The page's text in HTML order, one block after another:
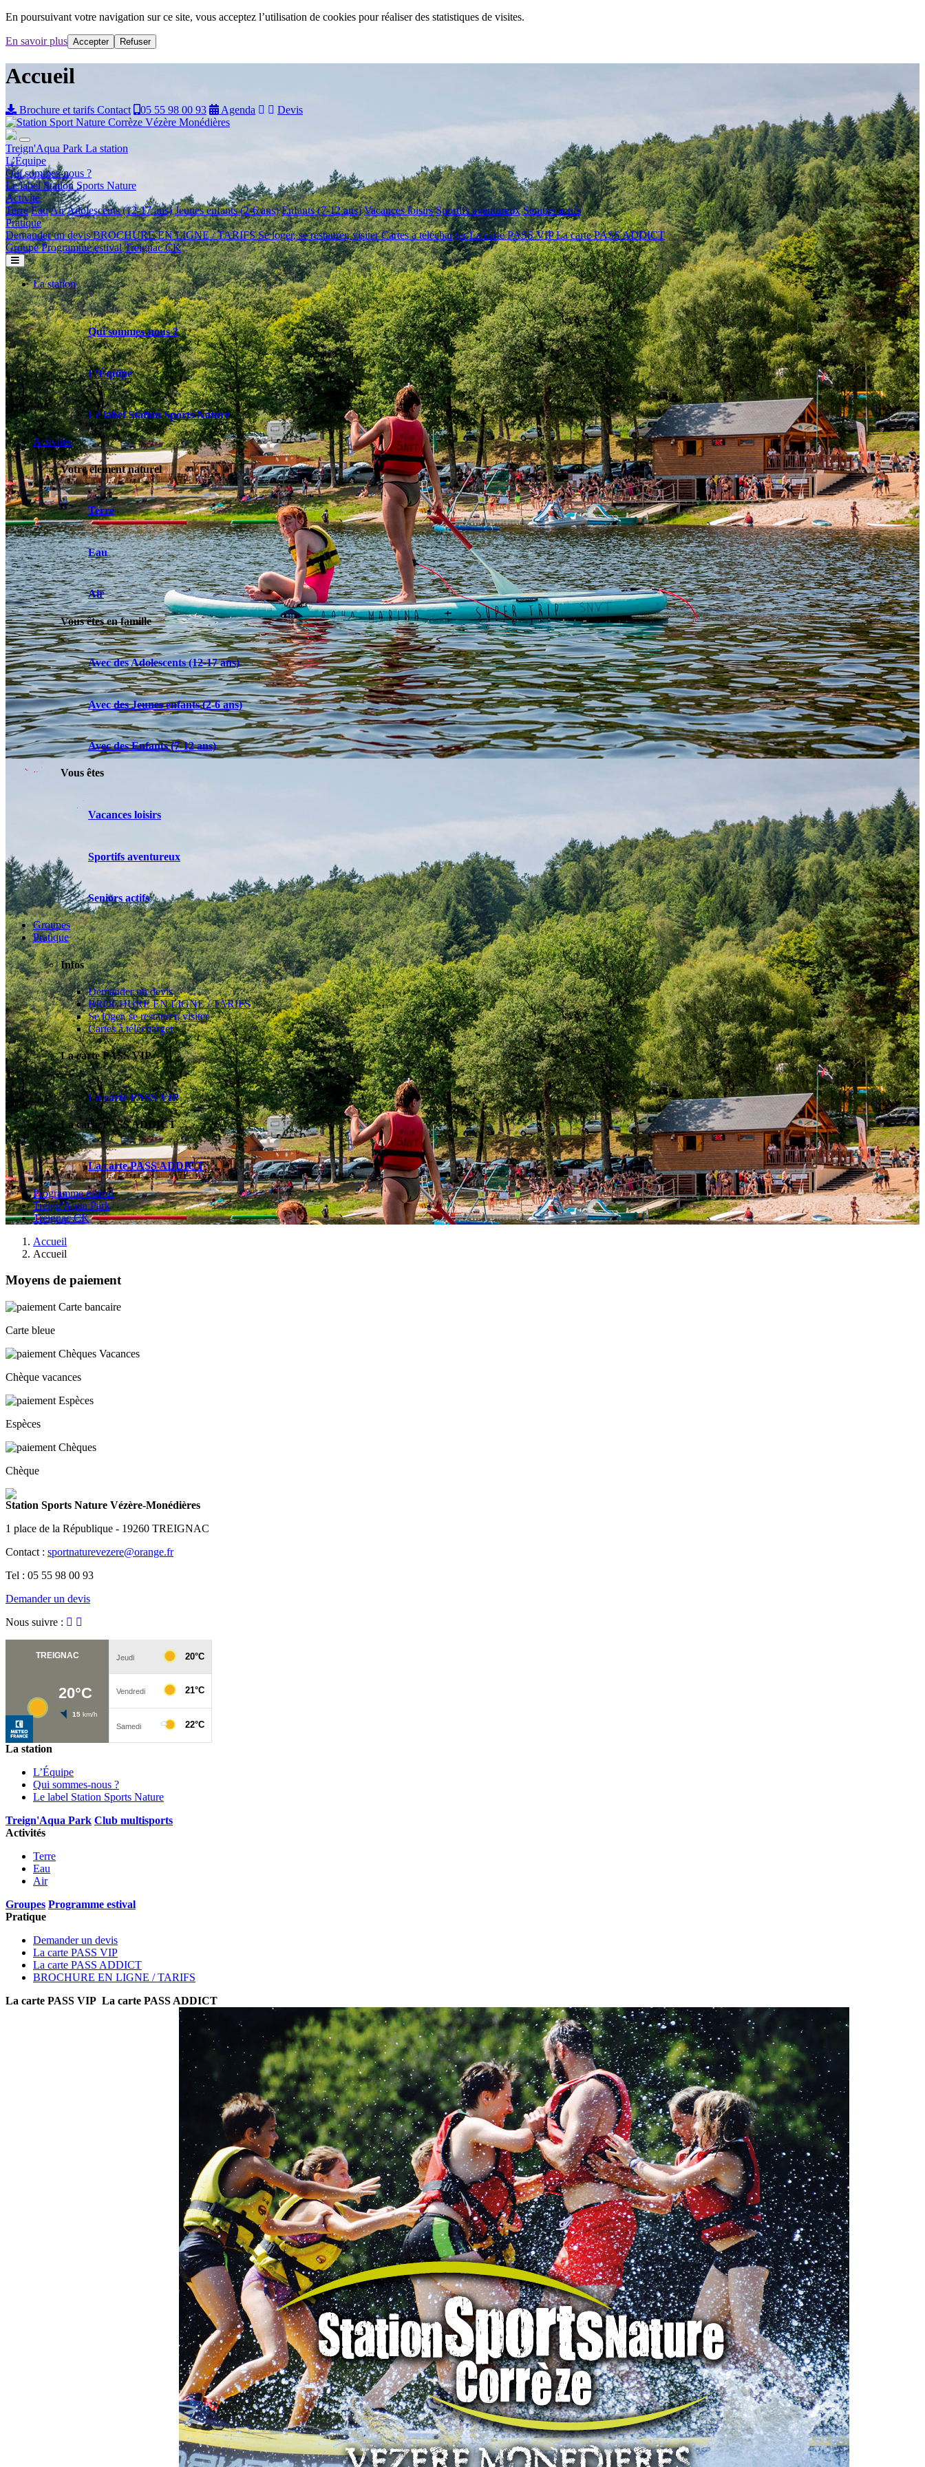
En poursuivant votre navigation sur ce site, vous acceptez l’utilisation de cookies pour réaliser des statistiques de visites.
En savoir plus Accepter Refuser
Accueil
Brochure et tarifs Contact 05 55 98 00 93 Agenda Devis
Treign'Aqua Park La station
L’Équipe
Qui sommes-nous ?
Le label Station Sports Nature
Activité
Terre EauAirAdolescents (12-17 ans) Jeunes enfants (2-6 ans) Enfants (7-12 ans) Vacances loisirs Sportifs aventureux Seniors actifs
Pratique
Demander un devisBROCHURE EN LIGNE / TARIFSSe loger, se restaurer, visiterCartes à téléchargerLa carte PASS VIPLa carte PASS ADDICT
GroupeProgramme estival Treignac CK
La station
Qui sommes-nous ?
L’Équipe
Le label Station Sports Nature
Activités
Votre élément naturel
Terre
Eau
Air
Vous êtes en famille
Avec des Adolescents (12-17 ans)
Avec des Jeunes enfants (2-6 ans)
Avec des Enfants (7-12 ans)
Vous êtes
Vacances loisirs
Sportifs aventureux
Seniors actifs
Groupes
Pratique
Infos
Demander un devis
BROCHURE EN LIGNE / TARIFS
Se loger, se restaurer, visiter
Cartes à télécharger
La carte PASS VIP
La carte PASS VIP
La carte PASS ADDICT
La carte PASS ADDICT
Programme estival
Treign'Aqua Park
Treignac CK
Accueil
Accueil
Moyens de paiement
Carte bleue
Chèque vacances
Espèces
Chèque
Station Sports Nature Vézère-Monédières
1 place de la République - 19260 TREIGNAC
Contact : sportnaturevezere@orange.fr
Tel : 05 55 98 00 93
Demander un devis
Nous suivre :
La station
L’Équipe
Qui sommes-nous ?
Le label Station Sports Nature
Treign'Aqua Park Club multisports
Activités
Terre
Eau
Air
Groupes Programme estival
Pratique
Demander un devis
La carte PASS VIP
La carte PASS ADDICT
BROCHURE EN LIGNE / TARIFS
La carte PASS VIP La carte PASS ADDICT